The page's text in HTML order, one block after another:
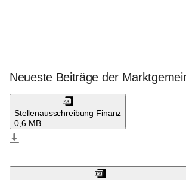
Neueste Beiträge der
Stellenausschreibung Finanz
0,6 MB